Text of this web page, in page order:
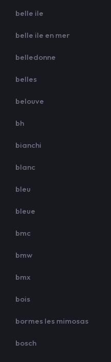
belle ile
belle ile en mer
belledonne
belles
belouve
bh
bianchi
blanc
bleu
bleue
bmc
bmw
bmx
bois
bormes les mimosas
bosch